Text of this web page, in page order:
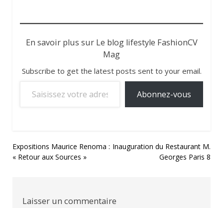
En savoir plus sur Le blog lifestyle FashionCV
Mag
Subscribe to get the latest posts sent to your email.
Abonnez-vous
Navigation
de
Expositions Maurice Renoma :
« Retour aux Sources »
Inauguration du Restaurant M.
Georges Paris 8
Laisser un commentaire